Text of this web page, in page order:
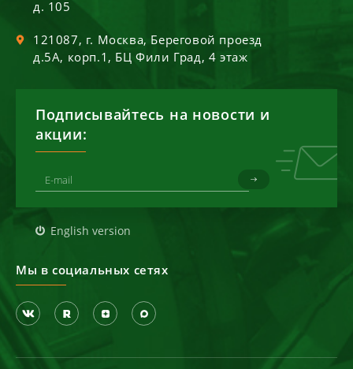
д. 105
121087, г. Москва, Береговой проезд
д.5А, корп.1, БЦ Фили Град, 4 этаж
Подписывайтесь на новости и
акции:
English version
Мы в социальных сетях